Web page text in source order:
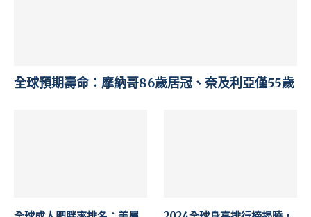
全球預期壽命：摩納哥86歲居冠、奈及利亞僅55歲